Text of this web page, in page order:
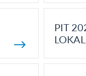
PIT